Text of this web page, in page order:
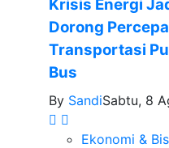
Krisis Energi
Dorong
Transportasi
Bus
By SandiSabtu, 8
Ekonomi &